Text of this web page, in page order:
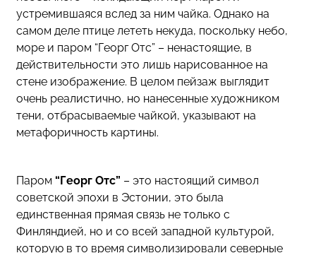
устремившаяся вслед за ним чайка. Однако на
самом деле птице лететь некуда, поскольку небо,
море и паром “Георг Отс” – ненастоящие, в
действительности это лишь нарисованное на
стене изображение. В целом пейзаж выглядит
очень реалистично, но нанесенные художником
тени, отбрасываемые чайкой, указывают на
метафоричность картины.
Паром“Георг Отс” – это настоящий символ
советской эпохи в Эстонии, это была
единственная прямая связь не только с
Финляндией, но и со всей западной культурой,
которую в то время символизировали северные